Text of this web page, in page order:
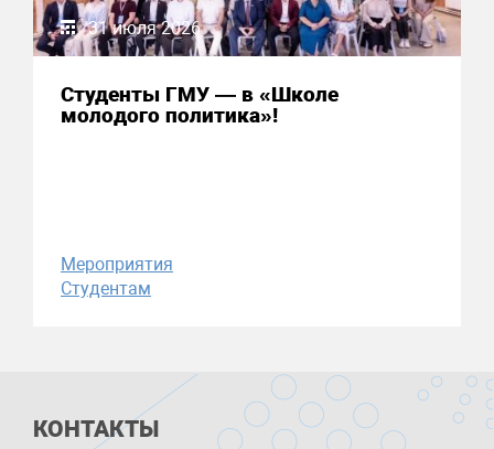
31 июля 2026
Студенты ГМУ — в «Школе
молодого политика»!
Мероприятия
Студентам
КОНТАКТЫ